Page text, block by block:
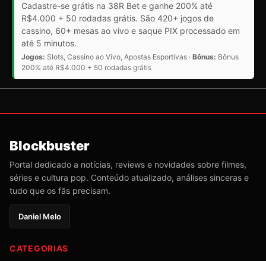
Cadastre-se grátis na 38R Bet e ganhe 200% até
R$4.000 + 50 rodadas grátis. São 420+ jogos de
cassino, 60+ mesas ao vivo e saque PIX processado em
até 5 minutos.
Jogos: Slots, Cassino ao Vivo, Apostas Esportivas · Bônus: Bônus
200% até R$4.000 + 50 rodadas grátis
Blockbuster
Portal dedicado a notícias, reviews e novidades sobre filmes,
séries e cultura pop. Conteúdo atualizado, análises sinceras e
tudo que os fãs precisam.
Daniel Melo
CATEGORIAS